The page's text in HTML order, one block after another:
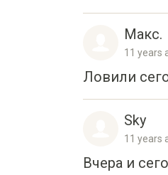
Макс.
11 years
Ловили
Sky
11 years
Вчера и